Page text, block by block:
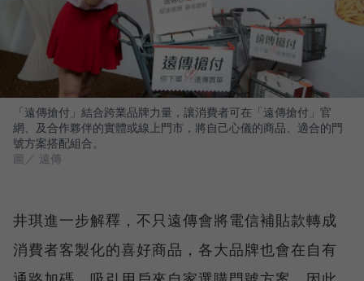
「遠傳搶付」結合跨業品牌力量，讓消費者可在「遠傳搶付」官
網、及合作夥伴的實體或線上門市，將自己心儀的商品、適合的門
號方案搭配組合。
圖／ 遠傳
井琪進一步解釋，不只遠傳會將電信補貼款轉成
消費者客製化的喜好商品，各大品牌也會在自有